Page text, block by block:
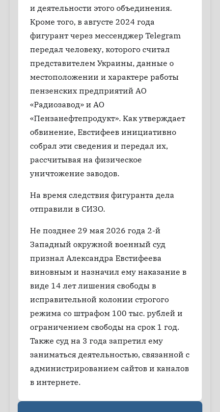
и деятельности этого объединения.
Кроме того, в августе 2024 года
фигурант через мессенджер Telegram
передал человеку, которого считал
представителем Украины, данные о
местоположении и характере работы
пензенских предприятий АО
«Радиозавод» и АО
«Пензанефтепродукт». Как утверждает
обвинение, Евстифеев инициативно
собрал эти сведения и передал их,
рассчитывая на физическое
уничтожение заводов.
На время следствия фигуранта дела
отправили в СИЗО.
Не позднее 29 мая 2026 года 2-й
Западный окружной военный суд
признал Александра Евстифеева
виновным и назначил ему наказание в
виде 14 лет лишения свободы в
исправительной колонии строгого
режима со штрафом 100 тыс. рублей и
ограничением свободы на срок 1 год.
Также суд на 3 года запретил ему
заниматься деятельностью, связанной с
администрированием сайтов и каналов
в интернете.